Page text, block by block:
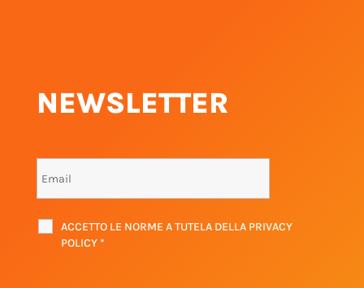
NEWSLETTER
ACCETTO LE NORME A TUTELA DELLA PRIVACY
POLICY *